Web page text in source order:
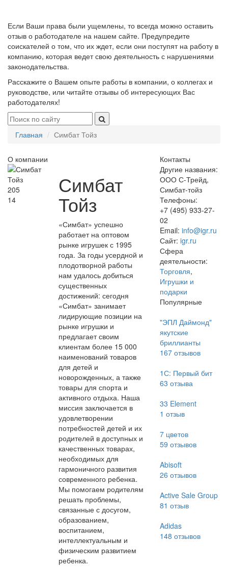
Если Ваши права были ущемлены, то всегда можно оставить
отзыв о работодателе на нашем сайте. Предупредите
соискателей о том, что их ждет, если они поступят на работу в
компанию, которая ведет свою деятельность с нарушениями
законодательства.
Расскажите о Вашем опыте работы в компании, о коллегах и
руководстве, или читайте отзывы об интересующих Вас
работодателях!
Главная Симбат Тойз
О компании
205
14
Симбат
Тойз
«Симбат» успешно
работает на оптовом
рынке игрушек с 1995
года. За годы усердной и
плодотворной работы
нам удалось добиться
существенных
достижений: сегодня
«Симбат» занимает
лидирующие позиции на
рынке игрушки и
предлагает своим
клиентам более 15 000
наименований товаров
для детей и
новорожденных, а также
товары для спорта и
активного отдыха. Наша
миссия заключается в
удовлетворении
потребностей детей и их
родителей в доступных и
качественных товарах,
необходимых для
гармоничного развития
современного ребенка.
Мы помогаем родителям
решать проблемы,
связанные с досугом,
образованием,
воспитанием,
интеллектуальным и
физическим развитием
ребенка.
Контакты
Другие названия:
ООО С-Трейд,
Симбат-тойз
Телефоны:
+7 (495) 933-27-
02
Email: info@igr.ru
Сайт: igr.ru
Сфера
деятельности:
Торговля,
Игрушки и
подарки
Популярные
"ЭПЛ Даймонд"
якутские
бриллианты
167отзывов
1С: Первый бит
63 отзыва
33 Element
1 отзыв
7 цветов
59 отзывов
Abisoft
26 отзывов
Active Sale Group
81 отзыв
Adidas
148 отзывов